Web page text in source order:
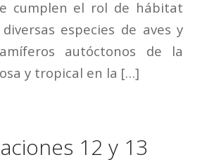
cumplen el rol de hábitat
especies de aves y
autóctonos de la
y tropical en la […]
12 y 13